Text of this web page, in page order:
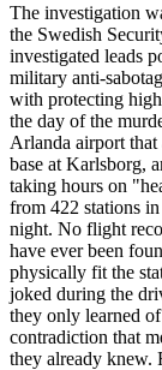
The investigation
the Swedish
investigated leads
military anti-
with protecting
the day of the
Arlanda airport
base at Karlsborg,
taking hours on
from 422 stations
night. No flight
have ever been
physically fit the
joked during the
they only learned
contradiction that
they already knew.